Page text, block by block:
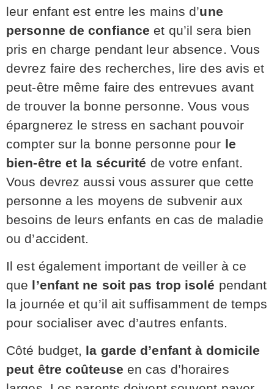
leur enfant est entre les mains d’une
personne de confiance et qu’il sera bien
pris en charge pendant leur absence. Vous
devrez faire des recherches, lire des avis et
peut-être même faire des entrevues avant
de trouver la bonne personne. Vous vous
épargnerez le stress en sachant pouvoir
compter sur la bonne personne pour le
bien-être et la sécurité de votre enfant.
Vous devrez aussi vous assurer que cette
personne a les moyens de subvenir aux
besoins de leurs enfants en cas de maladie
ou d’accident.
Il est également important de veiller à ce
que l’enfant ne soit pas trop isolé pendant
la journée et qu’il ait suffisamment de temps
pour socialiser avec d’autres enfants.
Côté budget, la garde d’enfant à domicile
peut être coûteuse en cas d’horaires